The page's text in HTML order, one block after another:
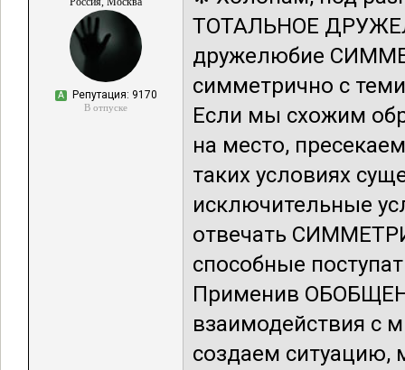
А Репутация: 9170
В отпуске
ТОТАЛЬНОЕ
дружелюбие
симметрично с
Если мы схожим
на место,
таких условиях
исключительные
отвечать
способные
Применив
взаимодействия
создаем